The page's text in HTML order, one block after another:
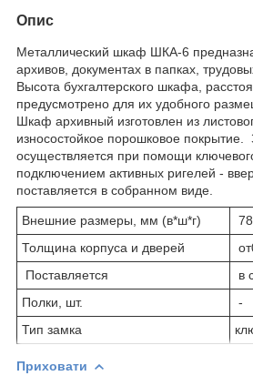
Опис
Металлический шкаф ШКА-6
архивов, документах в папках,
Высота бухгалтерского шкафа,
предусмотрено для их удобного
Шкаф архивный изготовлен из
износостойкое порошковое
осуществляется при помощи
подключением активных ригелей -
поставляется в собранном виде.
Внешние размеры, мм (в*ш*г)
Толщина корпуса и дверей
Поставляется
в
Полки, шт.
-
Тип замка
Приховати